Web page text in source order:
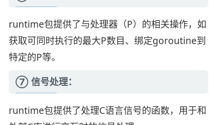
runtime包提供了与处理器（P）的相关操作，如
获取可同时执行的最大P数目、绑定goroutine到
特定的P等。
⑦ 信号处理：
runtime包提供了处理C语言信号的函数，用于和